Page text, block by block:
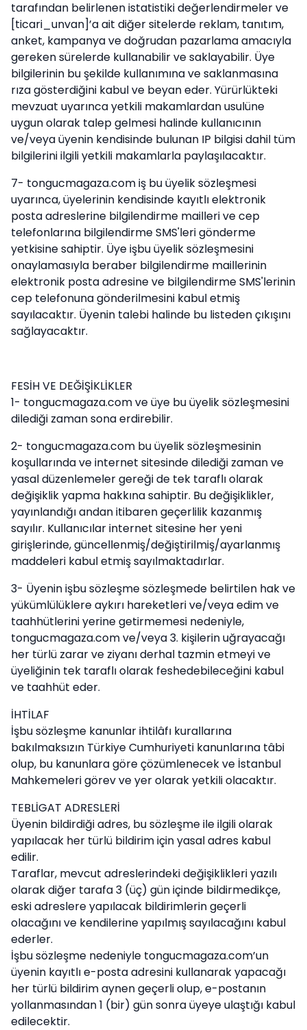
tarafından belirlenen istatistiki değerlendirmeler ve
[ticari_unvan]’a ait diğer sitelerde reklam, tanıtım,
anket, kampanya ve doğrudan pazarlama amacıyla
gereken sürelerde kullanabilir ve saklayabilir. Üye
bilgilerinin bu şekilde kullanımına ve saklanmasına
rıza gösterdiğini kabul ve beyan eder. Yürürlükteki
mevzuat uyarınca yetkili makamlardan usulüne
uygun olarak talep gelmesi halinde kullanıcının
ve/veya üyenin kendisinde bulunan IP bilgisi dahil tüm
bilgilerini ilgili yetkili makamlarla paylaşılacaktır.
7- tongucmagaza.com iş bu üyelik sözleşmesi
uyarınca, üyelerinin kendisinde kayıtlı elektronik
posta adreslerine bilgilendirme mailleri ve cep
telefonlarına bilgilendirme SMS'leri gönderme
yetkisine sahiptir. Üye işbu üyelik sözleşmesini
onaylamasıyla beraber bilgilendirme maillerinin
elektronik posta adresine ve bilgilendirme SMS'lerinin
cep telefonuna gönderilmesini kabul etmiş
sayılacaktır. Üyenin talebi halinde bu listeden çıkışını
sağlayacaktır.
FESİH VE DEĞİŞİKLİKLER
1- tongucmagaza.com ve üye bu üyelik sözleşmesini
dilediği zaman sona erdirebilir.
2- tongucmagaza.com bu üyelik sözleşmesinin
koşullarında ve internet sitesinde dilediği zaman ve
yasal düzenlemeler gereği de tek taraflı olarak
değişiklik yapma hakkına sahiptir. Bu değişiklikler,
yayınlandığı andan itibaren geçerlilik kazanmış
sayılır. Kullanıcılar internet sitesine her yeni
girişlerinde, güncellenmiş/değiştirilmiş/ayarlanmış
maddeleri kabul etmiş sayılmaktadırlar.
3- Üyenin işbu sözleşme sözleşmede belirtilen hak ve
yükümlülüklere aykırı hareketleri ve/veya edim ve
taahhütlerini yerine getirmemesi nedeniyle,
tongucmagaza.com ve/veya 3. kişilerin uğrayacağı
her türlü zarar ve ziyanı derhal tazmin etmeyi ve
üyeliğinin tek taraflı olarak feshedebileceğini kabul
ve taahhüt eder.
İHTİLAF
İşbu sözleşme kanunlar ihtilâfı kurallarına
bakılmaksızın Türkiye Cumhuriyeti kanunlarına tâbi
olup, bu kanunlara göre çözümlenecek ve İstanbul
Mahkemeleri görev ve yer olarak yetkili olacaktır.
TEBLİGAT ADRESLERİ
Üyenin bildirdiği adres, bu sözleşme ile ilgili olarak
yapılacak her türlü bildirim için yasal adres kabul
edilir.
Taraflar, mevcut adreslerindeki değişiklikleri yazılı
olarak diğer tarafa 3 (üç) gün içinde bildirmedikçe,
eski adreslere yapılacak bildirimlerin geçerli
olacağını ve kendilerine yapılmış sayılacağını kabul
ederler.
İşbu sözleşme nedeniyle tongucmagaza.com’un
üyenin kayıtlı e-posta adresini kullanarak yapacağı
her türlü bildirim aynen geçerli olup, e-postanın
yollanmasından 1 (bir) gün sonra üyeye ulaştığı kabul
edilecektir.